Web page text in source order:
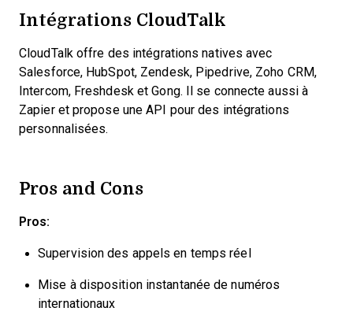
Intégrations CloudTalk
CloudTalk offre des intégrations natives avec
Salesforce, HubSpot, Zendesk, Pipedrive, Zoho CRM,
Intercom, Freshdesk et Gong. Il se connecte aussi à
Zapier et propose une API pour des intégrations
personnalisées.
Pros and Cons
Pros:
Supervision des appels en temps réel
Mise à disposition instantanée de numéros
internationaux